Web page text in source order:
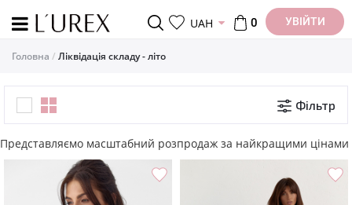
UAH 0 УВІЙТИ
Головна Ліквідація складу - літо
Фільтр
Представляємо масштабний розпродаж за найкращими цінами